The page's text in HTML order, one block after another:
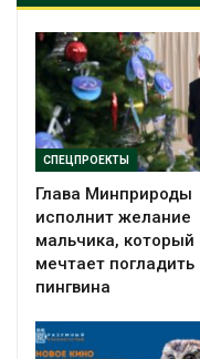
СПЕЦПРОЕКТЫ
Глава Минприроды
исполнит желание
мальчика, который
мечтает погладить
пингвина